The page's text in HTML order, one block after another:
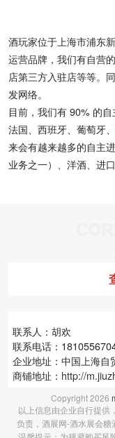
酒玩家位于上海市浦东
运营品牌，我们有自营
店第三方入驻店等等。
发网络。
目前，我们有 90% 的
法国、西班牙、葡萄牙
来会有越来越多的自主
业务之一）、洋酒、进
联系人：胡欢
联系电话：
企业地址：中国上海自
商铺地址： http://
Copyright2026
以上信息由企业自行提供
负责，酒展网-酒水展会糖